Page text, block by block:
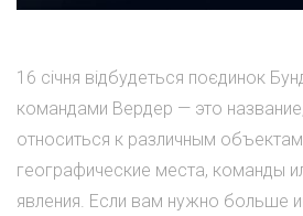
16 січня відбудеться поєдинок
командами Вердер — это
относиться к различным
географические места, команды
явления. Если вам нужно больше